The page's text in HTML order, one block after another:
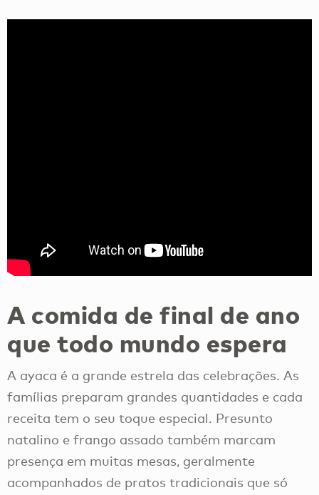
A comida de final de ano
que todo mundo espera
A ayaca é a grande estrela das celebrações. As
famílias preparam grandes quantidades e cada
receita tem o seu toque especial. Presunto
natalino e frango assado também marcam
presença em muitas mesas, geralmente
acompanhados de pratos tradicionais que só